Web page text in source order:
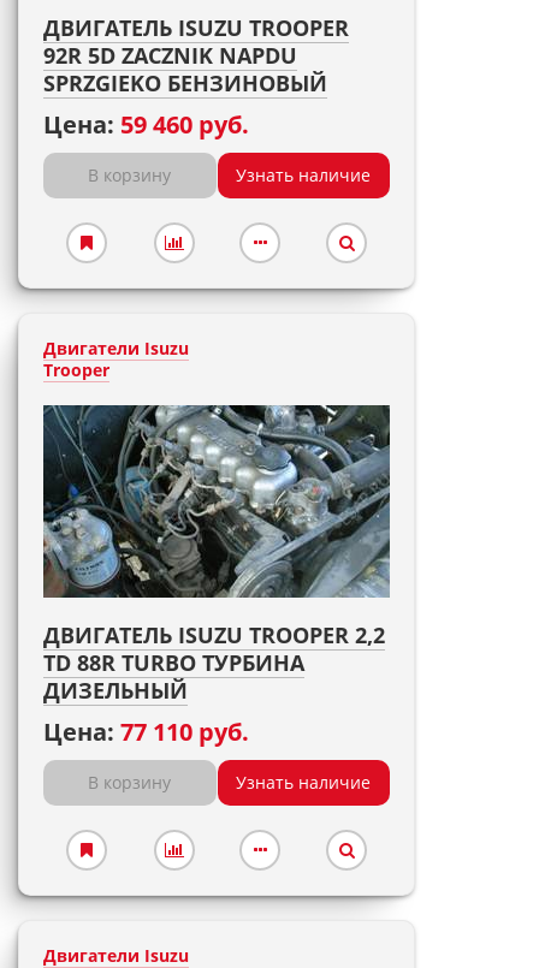
ДВИГАТЕЛЬ ISUZU TROOPER
92R 5D ZACZNIK NAPDU
SPRZGIEKO БЕНЗИНОВЫЙ
Цена: 59 460 руб.
В корзину Узнать наличие
Двигатели Isuzu
Trooper
ДВИГАТЕЛЬ ISUZU TROOPER 2,2
TD 88R TURBO ТУРБИНА
ДИЗЕЛЬНЫЙ
Цена: 77 110 руб.
В корзину Узнать наличие
Двигатели Isuzu